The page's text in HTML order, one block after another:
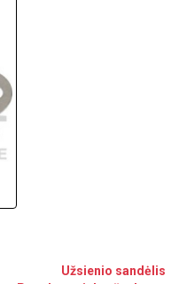
Užsienio sandėlis